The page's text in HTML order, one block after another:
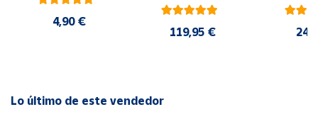
4,90 €
NEGRO JR6303
HOMBRE
119,95 €
Lo último de este vendedor